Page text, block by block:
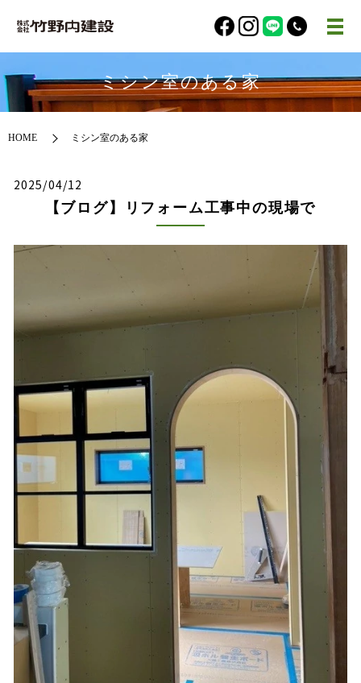
ミシン室のある家
HOME ミシン室のある家
2025/04/12
【ブログ】リフォーム工事中の現場で